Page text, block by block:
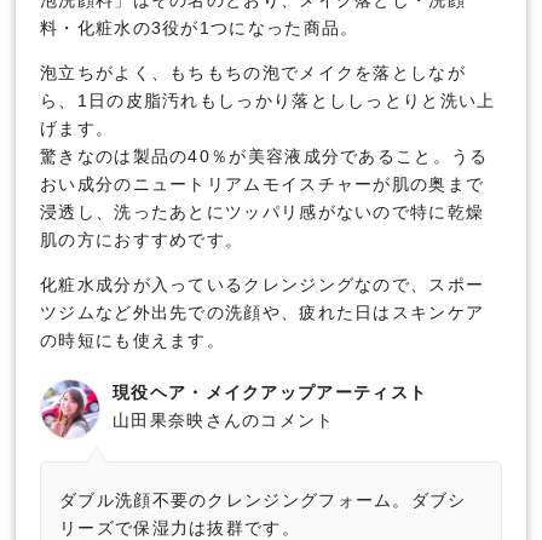
料・化粧水の3役が1つになった商品。
泡立ちがよく、もちもちの泡でメイクを落としなが
ら、1日の皮脂汚れもしっかり落とししっとりと洗い上
げます。
驚きなのは製品の40％が美容液成分であること。うる
おい成分のニュートリアムモイスチャーが肌の奥まで
浸透し、洗ったあとにツッパリ感がないので特に乾燥
肌の方におすすめです。
化粧水成分が入っているクレンジングなので、スポー
ツジムなど外出先での洗顔や、疲れた日はスキンケア
の時短にも使えます。
現役ヘア・メイクアップアーティスト
山田果奈映さんのコメント
ダブル洗顔不要のクレンジングフォーム。ダブシ
リーズで保湿力は抜群です。